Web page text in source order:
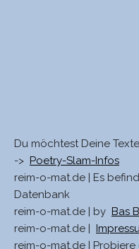
Du möchtest Deine
-> Poetry-Slam-Infos
reim-o-mat.de | Es
Datenbank
reim-o-mat.de | by Bas
reim-o-mat.de |
reim-o-mat.de | Probiere